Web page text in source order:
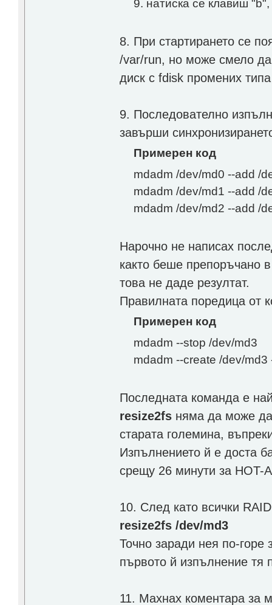
9. натиска се клавиш
8. При стартирането се
/var/run, но може смело да
диск с fdisk промених
9. Последователно
завърши
Примерен код
mdadm /dev/md0 --add /
mdadm /dev/md1 --add /
mdadm /dev/md2 --add /
Нарочно не написах
както беше препоръчано
това не даде резултат.
Правилната поредица от
Примерен код
mdadm --stop /dev/md3
mdadm --create /dev/
Последната команда е
resize2fs няма да може
старата големина,
Изпълнението й е доста
срещу 26 минути за HOT-
10. След като всички
resize2fs /dev/md3
Точно заради нея по-
първото й изпълнение тя
11. Махнах коментара за